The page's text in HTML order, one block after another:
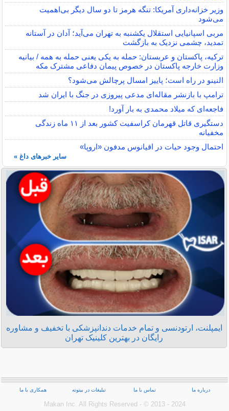
وزیر خزانه‌داری آمریکا: تنگه هرمز تا دو سال دیگر بی‌اهمیت
می‌شود
مربی اسپانیایی استقلال یکشنبه به تهران می‌آید؛ آدان در آستانه
تمدید، چشمی نزدیک به بازگشت
ترکیه، پاکستان و عربستان: حمله به یکی یعنی حمله به همه / بیانیه
وزارت خارجه پاکستان در خصوص پیمان دفاعی مشترک مکه
النینو در راه است؛ پاییز امسال پرچالش می‌شود؟
ترامپ با بازنشر مقاله‌ای مدعی پیروزی در جنگ با ایران شد
فاجعه‌ای که میلاد محمدی به بار آورد!
دستگیری قاتل قهرمان کراسفیت کشور بعد از ۱۱ ماه زندگی
مخفیانه
احتمال وجود حیات در اقیانوس مدفون «اروپا»
سایر خبرهای داغ »
ایمپلنت، ارتودنسی و تمام خدمات دندانپزشکی با تخفیف و مشاوره
رایگان در بهترین کلینیک تهران
درباره ما تماس با ما تبلیغات در بیتوته همکاری با ما
Makan Inc.‎ All Rights Reserved - © 2013 - 2024